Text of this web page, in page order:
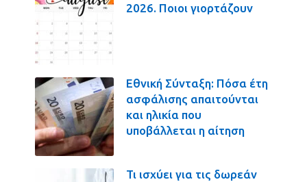
2026. Ποιοι γιορτάζουν
Εθνική Σύνταξη: Πόσα έτη
ασφάλισης απαιτούνται
και ηλικία που
υποβάλλεται η αίτηση
Τι ισχύει για τις δωρεάν